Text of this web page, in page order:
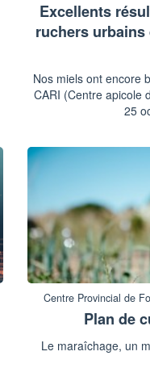
Excellents
ruchers urbains
Nos miels ont encore
CARI (Centre apicole
25
Centre Provincial de
Plan de
Le maraîchage, un